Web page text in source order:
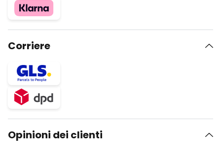
Corriere
Opinioni dei clienti